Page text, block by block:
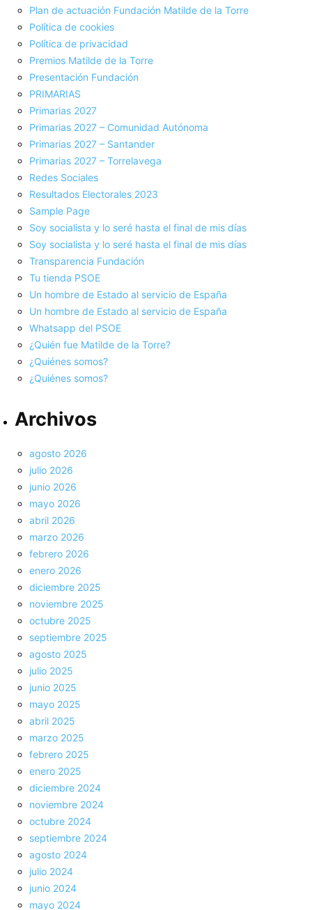
Plan de actuación Fundación Matilde de la Torre
Política de cookies
Política de privacidad
Premios Matilde de la Torre
Presentación Fundación
PRIMARIAS
Primarias 2027
Primarias 2027 – Comunidad Autónoma
Primarias 2027 – Santander
Primarias 2027 – Torrelavega
Redes Sociales
Resultados Electorales 2023
Sample Page
Soy socialista y lo seré hasta el final de mis días
Soy socialista y lo seré hasta el final de mis días
Transparencia Fundación
Tu tienda PSOE
Un hombre de Estado al servicio de España
Un hombre de Estado al servicio de España
Whatsapp del PSOE
¿Quién fue Matilde de la Torre?
¿Quiénes somos?
¿Quiénes somos?
Archivos
agosto 2026
julio 2026
junio 2026
mayo 2026
abril 2026
marzo 2026
febrero 2026
enero 2026
diciembre 2025
noviembre 2025
octubre 2025
septiembre 2025
agosto 2025
julio 2025
junio 2025
mayo 2025
abril 2025
marzo 2025
febrero 2025
enero 2025
diciembre 2024
noviembre 2024
octubre 2024
septiembre 2024
agosto 2024
julio 2024
junio 2024
mayo 2024